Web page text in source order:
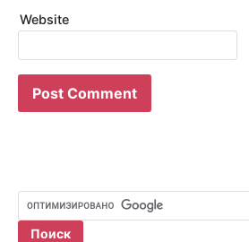
Website